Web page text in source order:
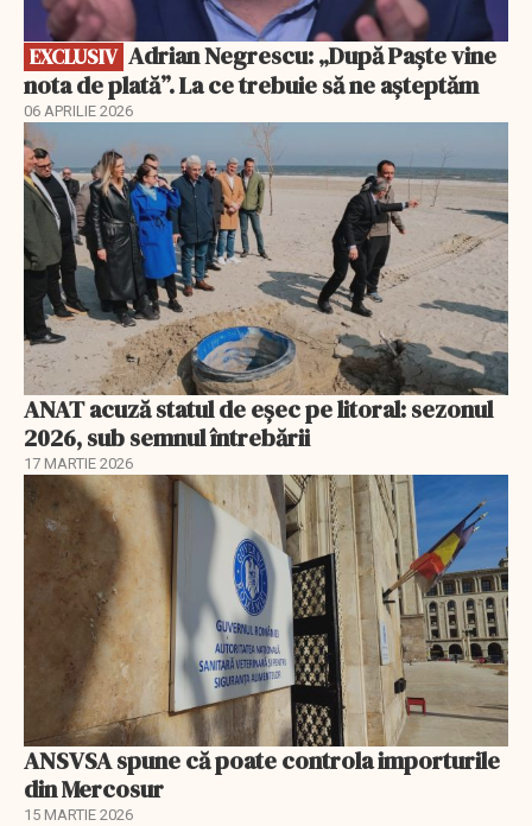
EXCLUSIV
nota de plată”. La ce trebuie să ne așteptăm
06 APRILIE 2026
ANAT acuză statul de eșec pe litoral: sezonul
2026, sub semnul întrebării
17 MARTIE 2026
ANSVSA spune că poate controla importurile
din Mercosur
15 MARTIE 2026